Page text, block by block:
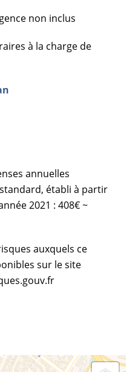
non inclus
à la charge de
annuelles
établi à partir
2021 : 408€ ~
auxquels ce
sur le site